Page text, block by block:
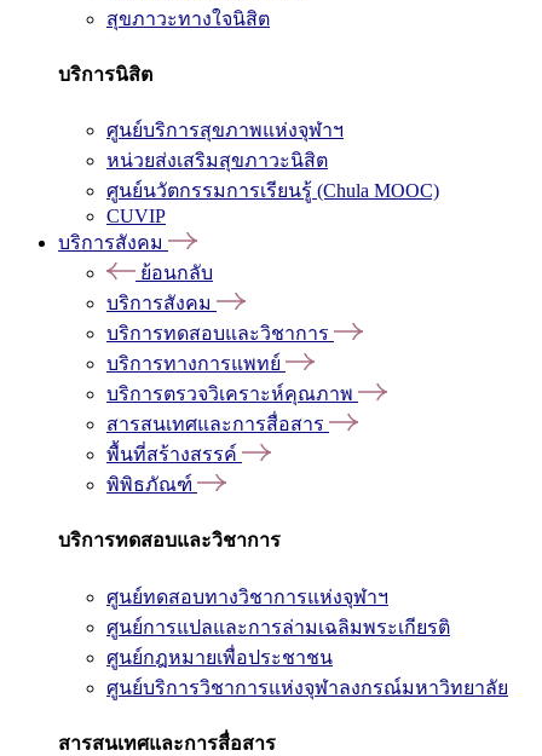
สุขภาวะทางใจนิสิต
บริการนิสิต
ศูนย์บริการสุขภาพแห่งจุฬาฯ
หน่วยส่งเสริมสุขภาวะนิสิต
ศูนย์นวัตกรรมการเรียนรู้ (Chula MOOC)
CUVIP
บริการสังคม
ย้อนกลับ
บริการสังคม
บริการทดสอบและวิชาการ
บริการทางการแพทย์
บริการตรวจวิเคราะห์คุณภาพ
สารสนเทศและการสื่อสาร
พื้นที่สร้างสรรค์
พิพิธภัณฑ์
บริการทดสอบและวิชาการ
ศูนย์ทดสอบทางวิชาการแห่งจุฬาฯ
ศูนย์การแปลและการล่ามเฉลิมพระเกียรติ
ศูนย์กฎหมายเพื่อประชาชน
ศูนย์บริการวิชาการแห่งจุฬาลงกรณ์มหาวิทยาลัย
สารสนเทศและการสื่อสาร